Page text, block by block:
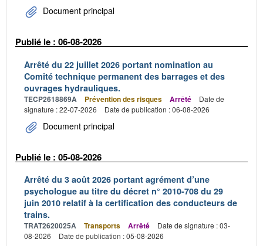
Document principal
Publié le : 06-08-2026
Arrêté du 22 juillet 2026 portant nomination au
Comité technique permanent des barrages et des
ouvrages hydrauliques.
TECP2618869A Prévention des risques Arrêté
Date de
signature : 22-07-2026
Date de publication : 06-08-2026
Document principal
Publié le : 05-08-2026
Arrêté du 3 août 2026 portant agrément d’une
psychologue au titre du décret n° 2010-708 du 29
juin 2010 relatif à la certification des conducteurs de
trains.
TRAT2620025A Transports Arrêté
Date de signature : 03-
08-2026
Date de publication : 05-08-2026